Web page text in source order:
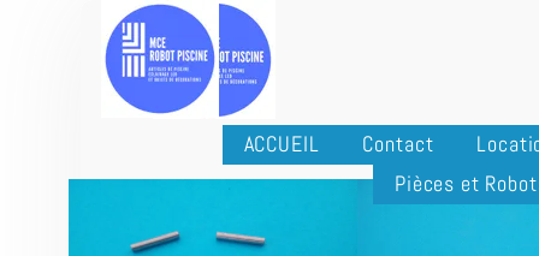
ACCUEIL Contact
Pièces et